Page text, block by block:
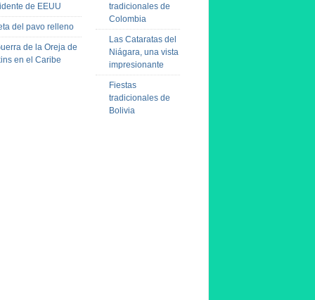
de EEUU
del pavo relleno
de la Oreja de
en el Caribe
tradicionales de
Colombia
Las Cataratas del
Niágara, una vista
impresionante
Fiestas
tradicionales de
Bolivia